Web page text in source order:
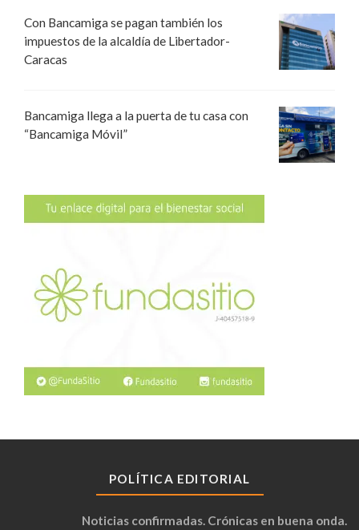
Con Bancamiga se pagan también los
impuestos de la alcaldía de Libertador-
Caracas
Bancamiga llega a la puerta de tu casa con
“Bancamiga Móvil”
POLÍTICA EDITORIAL
Noticias confirmadas. Crónicas en buena onda.